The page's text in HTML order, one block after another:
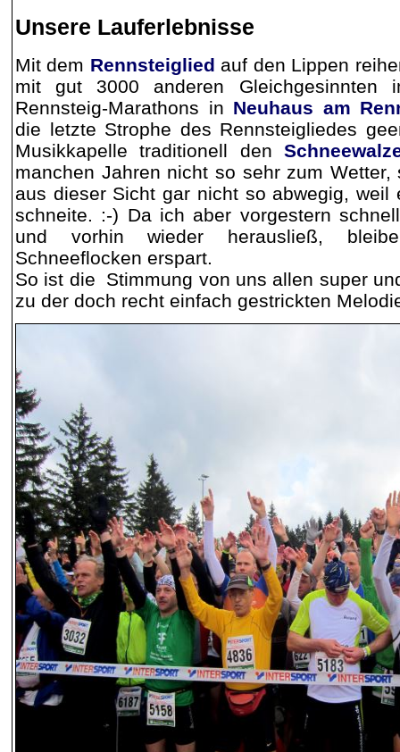
Unsere Lauferlebnisse
Mit dem Rennsteiglied auf den Lippen
mit gut 3000 anderen Gleichgesinnten
Rennsteig-Marathons in Neuhaus am
die letzte Strophe des Rennsteigliedes
Musikkapelle traditionell den
manchen Jahren nicht so sehr zum
aus dieser Sicht gar nicht so abwegig, weil
schneite. :-) Da ich aber vorgestern
und vorhin wieder herausließ,
Schneeflocken erspart.
So ist die Stimmung von uns allen super
zu der doch recht einfach gestrickten